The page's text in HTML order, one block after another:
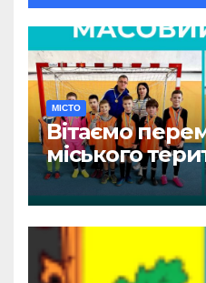
МІСТО
Вітаємо
міського
етапу